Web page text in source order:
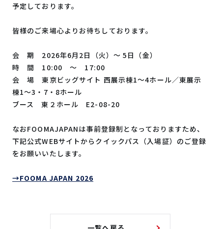
予定しております。
皆様のご来場心よりお待ちしております。
会 期 2026年6月2日（火）～ 5日（金）
時 間 10:00 ～ 17:00
会 場東京ビッグサイト 西展示棟1～4ホール／東展示
棟1～3・7・8ホール
ブース 東２ホール E2-08-20
なおFOOMAJAPANは事前登録制となっておりますため、
下記公式WEBサイトからクイックパス（入場証）のご登録
をお願いいたします。
→FOOMA JAPAN 2026